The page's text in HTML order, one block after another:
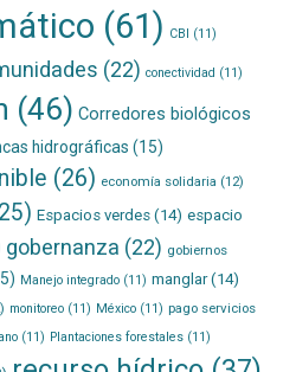
(61) CBI (11)
(22) conectividad (11)
(46) Corredores biológicos
hidrográficas (15)
(26) economía solidaria (12)
Espacios verdes(14) espacio
gobernanza (22) gobiernos
Manejo integrado(11) manglar(14)
monitoreo(11) México(11) pago servicios
(11) Plantaciones forestales(11)